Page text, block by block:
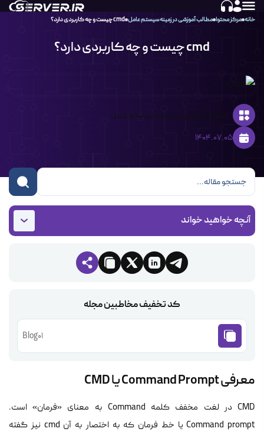
خانه مرکز محتوا مطالب آموزشی در زمینه سیستم عامل‌ cmd چیست و چه کاربردی دارد؟
cmd چیست و چه کاربردی دارد؟
مطالب آموزشی در زمینه سیستم عامل‌
1404.07.05
آنچه خواهید خواند
کد تخفیف مخاطبین مجله
Blog01
معرفی Command Prompt یا CMD
CMD در لغت مخفف کلمه Command به معنای «فرمان» است.
Command prompt یا خط فرمان که به اختصار به آن cmd نیز گفته